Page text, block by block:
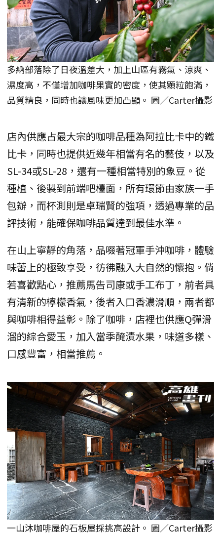
多納部落除了日夜溫差大，加上山區有霧氣、涼爽、
濕度高，不僅增加咖啡果實的密度，使其顆粒飽滿，
品質精良，同時也讓風味更加凸顯。 圖／Carter攝影
店內供應占最大宗的咖啡品種為阿拉比卡中的鐵
比卡，同時也提供近幾年相當有名的藝伎，以及
SL-34或SL-28，還有一種相當特別的象豆。從
種植、後製到前端吧檯面，所有環節由家族一手
包辦，而杯測則是卓瑞賢的強項，透過專業的品
評技術，能確保咖啡品質達到最佳水準。
在山上寧靜的角落，品啜著冠軍手沖咖啡，體驗
味蕾上的極致享受，彷彿融入大自然的懷抱。倘
若喜歡點心，推薦馬告司康或手工布丁，前者具
有清新的檸檬香氣，後者入口香濃滑順，兩者都
與咖啡相得益彰。除了咖啡，店裡也供應Q彈滑
溜的綜合愛玉，加入當季醃漬水果，味道多樣、
口感豐富，相當推薦。
一山沐咖啡屋的石板屋採挑高設計。 圖／Carter攝影